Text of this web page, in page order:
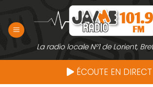
contenu
La radio locale N°1 de Lorient,
ÉCOUTE EN DIRECT